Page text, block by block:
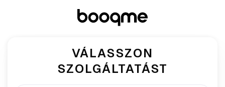
VÁLASSZON
SZOLGÁLTATÁST